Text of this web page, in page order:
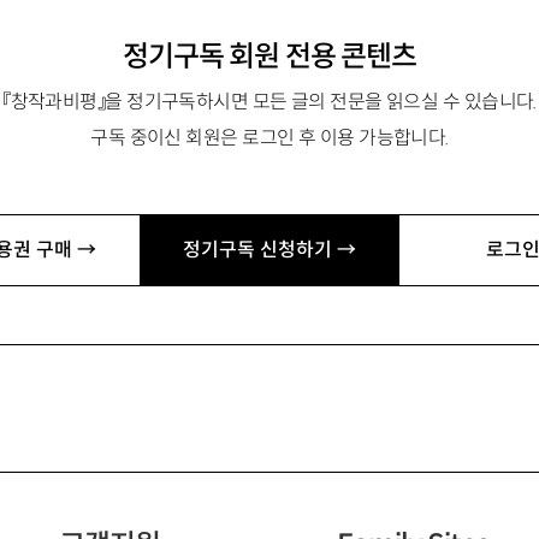
정기구독 회원 전용 콘텐츠
『창작과비평』을 정기구독하시면 모든 글의 전문을 읽으실 수 있습니다.
구독 중이신 회원은 로그인 후 이용 가능합니다.
권 구매 → 정기구독 신청하기 → 로그